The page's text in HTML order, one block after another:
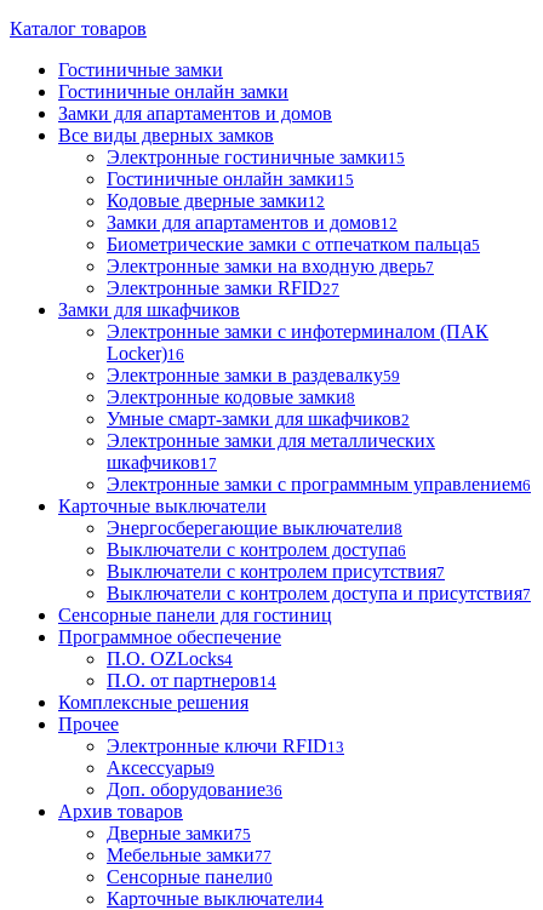
Каталог товаров
Гостиничные замки
Гостиничные онлайн замки
Замки для апартаментов и домов
Все виды дверных замков
Электронные гостиничные замки15
Гостиничные онлайн замки15
Кодовые дверные замки12
Замки для апартаментов и домов12
Биометрические замки с отпечатком пальца5
Электронные замки на входную дверь7
Электронные замки RFID27
Замки для шкафчиков
Электронные замки с инфотерминалом (ПАК
Locker)16
Электронные замки в раздевалку59
Электронные кодовые замки8
Умные смарт-замки для шкафчиков2
Электронные замки для металлических
шкафчиков17
Электронные замки с программным управлением6
Карточные выключатели
Энергосберегающие выключатели8
Выключатели с контролем доступа6
Выключатели с контролем присутствия7
Выключатели с контролем доступа и присутствия7
Сенсорные панели для гостиниц
Программное обеспечение
П.О. OZLocks4
П.О. от партнеров14
Комплексные решения
Прочее
Электронные ключи RFID13
Аксессуары9
Доп. оборудование36
Архив товаров
Дверные замки75
Мебельные замки77
Сенсорные панели0
Карточные выключатели4